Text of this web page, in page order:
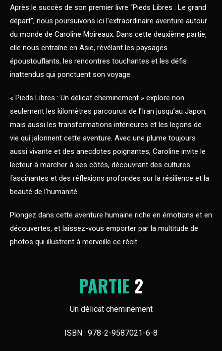
Après le succès de son premier livre “Pieds Libres : Le grand
départ”, nous poursuivons ici l’extraordinaire aventure autour
du monde de Caroline Moireaux. Dans cette deuxième partie,
elle nous entraîne en Asie, révélant les paysages
époustouflants, les rencontres touchantes et les défis
inattendus qui ponctuent son voyage.
« Pieds Libres : Un délicat cheminement » explore non
seulement les kilomètres parcourus de l’Iran jusqu’au Japon,
mais aussi les transformations intérieures et les leçons de
vie qui jalonnent cette aventure. Avec une plume toujours
aussi vivante et des anecdotes poignantes, Caroline invite le
lecteur à marcher à ses côtés, découvrant des cultures
fascinantes et des réflexions profondes sur la résilience et la
beauté de l’humanité.
Plongez dans cette aventure humaine riche en émotions et en
découvertes, et laissez-vous emporter par la multitude de
photos qui illustrent à merveille ce récit.
PARTIE 2
Un délicat cheminement
ISBN : 978-2-9587021-6-8